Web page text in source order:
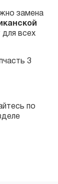
замена
всех
3
по